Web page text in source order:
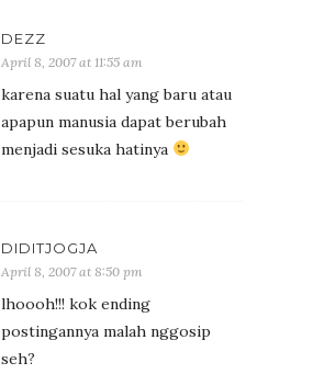
DEZZ
April 8, 2007 at 11:55 am
karena suatu hal yang baru atau
apapun manusia dapat berubah
menjadi sesuka hatinya
DIDITJOGJA
April 8, 2007 at 8:50 pm
lhoooh!!! kok ending
postingannya malah nggosip
seh?